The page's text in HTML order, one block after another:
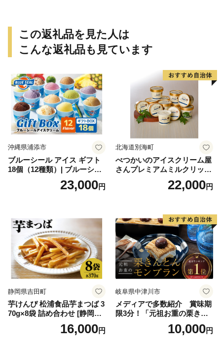
この返礼品を見た人は
こんな返礼品も見ています
沖縄県浦添市
ブルーシール アイス ギフト
18個（12種類）| ブルーシー
ルアイス ブルーシールアイ
スクリーム 着日指定可能 送
誕生日 カップ 詰め合わせ バ
ラエティ | バニラ チョコレー
ト ストロベリー ピスタチオ
バニラ＆クッキー ウベ 沖縄
紅イモ 塩ちんすこう 沖縄シ
ークヮーサー 沖縄黒糖 琉球
ロイヤルミルクティ 沖縄パ
イン
23,000円
北海道別海町
べつかいのアイスクリーム屋
さんプレミアムミルクリッチ
12個（AP-01）（ 北海道アイ
ス 北海道産アイス アイス ア
道産アイス 道産アイスクリ
ーム ギフト 詰合せ 詰め合わ
せ ふるさと納税 ）
22,000円
静岡県吉田町
芋けんぴ 松浦食品芋まつば 3
70g×8袋 詰め合わせ [静岡伊
勢丹(松浦食品) 静岡県 吉田町
22424274] 芋ケンピ セット
16,000円
岐阜県中津川市
メディアで多数紹介 賞味期
限3分！「元祖お重の栗きん
とんモンブラン」 【未来の
ご褒美】スイーツ 栗 モンブ
10,000円